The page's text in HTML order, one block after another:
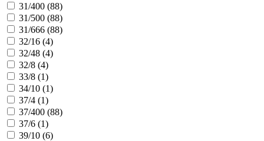
31/400 (88)
31/500 (88)
31/666 (88)
32/16 (4)
32/48 (4)
32/8 (4)
33/8 (1)
34/10 (1)
37/4 (1)
37/400 (88)
37/6 (1)
39/10 (6)